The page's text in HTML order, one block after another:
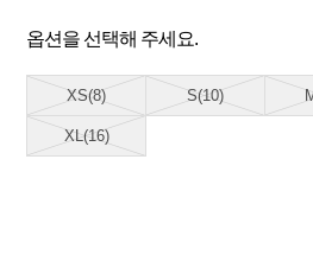
옵션을 선택해 주세요.
XS(8) S(10)
XL(16)